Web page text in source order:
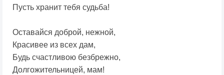
Пусть хранит тебя судьба!
Оставайся доброй, нежной,
Красивее из всех дам,
Будь счастливою безбрежно,
Долгожительницей, мам!